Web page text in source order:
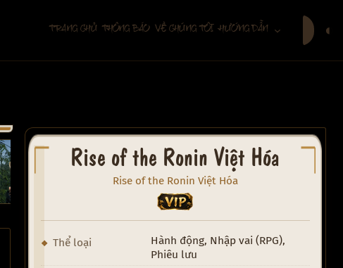
TRANG CHỦ THÔNG BÁO VỀ CHÚNG TÔI HƯỚNG DẪN
kiếm
◐
Rise of the Ronin Việt Hóa
Rise of the Ronin Việt Hóa
VIP
Thể loại
Hành động, Nhập vai (RPG),
Phiêu lưu